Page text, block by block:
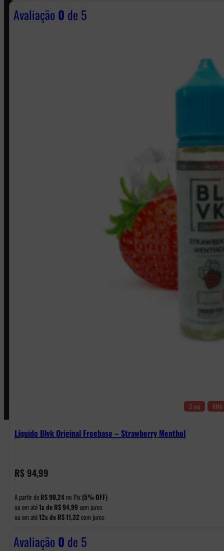
Avaliação 0 de 5
3 mg 6MG
Líquido Blvk Original Freebase – Strawberry Menthol
R$ 94,99
A partir de R$90,24 no Pix (5% OFF)
ou em até1x de R$94,99 sem juros
ou em até12x de R$11,32 com juros
Avaliação 0 de 5
Horário: Política de Horario e Fretes
Política de Frete e Pagamento